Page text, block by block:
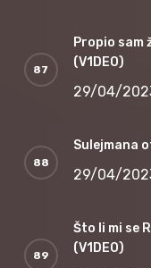
Propio sam
(V1DEO)
29/04/
Sulejmana
29/04/
Što li mi se
(V1DEO)